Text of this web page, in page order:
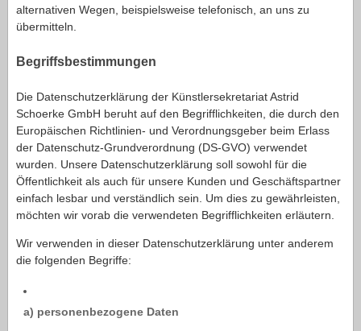
alternativen Wegen, beispielsweise telefonisch, an uns zu
übermitteln.
Begriffsbestimmungen
Die Datenschutzerklärung der Künstlersekretariat Astrid
Schoerke GmbH beruht auf den Begrifflichkeiten, die durch den
Europäischen Richtlinien- und Verordnungsgeber beim Erlass
der Datenschutz-Grundverordnung (DS-GVO) verwendet
wurden. Unsere Datenschutzerklärung soll sowohl für die
Öffentlichkeit als auch für unsere Kunden und Geschäftspartner
einfach lesbar und verständlich sein. Um dies zu gewährleisten,
möchten wir vorab die verwendeten Begrifflichkeiten erläutern.
Wir verwenden in dieser Datenschutzerklärung unter anderem
die folgenden Begriffe:
a) personenbezogene Daten